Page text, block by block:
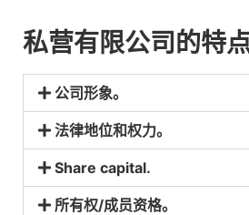
私营有限公司的特
公司形象。
法律地位和权力。
Share capital. ​
所有权/成员资格。